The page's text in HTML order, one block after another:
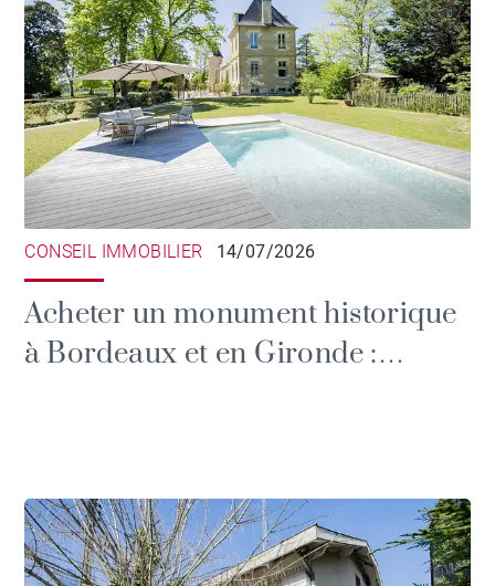
CONSEIL IMMOBILIER 14/07/2026
Acheter un monument historique
à Bordeaux et en Gironde :